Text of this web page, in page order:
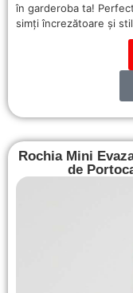
în garderoba ta!
simți încrezătoare și
Rochia Mini
de